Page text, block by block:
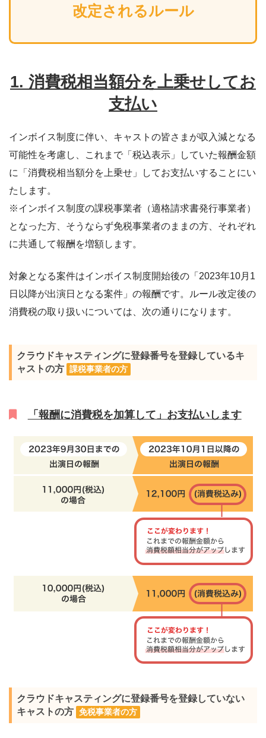
改定されるルール
1. 消費税相当額分を上乗せしてお
支払い
インボイス制度に伴い、キャストの皆さまが収入減となる
可能性を考慮し、これまで「税込表示」していた報酬金額
に「消費税相当額分を上乗せ」してお支払いすることにい
たします。
※インボイス制度の課税事業者（適格請求書発行事業者）
となった方、そうならず免税事業者のままの方、それぞれ
に共通して報酬を増額します。
対象となる案件はインボイス制度開始後の「2023年10月1
日以降が出演日となる案件」の報酬です。ルール改定後の
消費税の取り扱いについては、次の通りになります。
クラウドキャスティングに登録番号を登録しているキ
ャストの方 課税事業者の方
「報酬に消費税を加算して」お支払いします
クラウドキャスティングに登録番号を登録していない
キャストの方 免税事業者の方